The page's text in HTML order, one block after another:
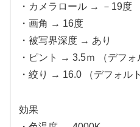
・カメラロール → －19度
・画角 → 16度
・被写界深度 → あり
・ピント → 3.5ｍ （デフォ
・絞り → 16.0 （デフォルト
効果